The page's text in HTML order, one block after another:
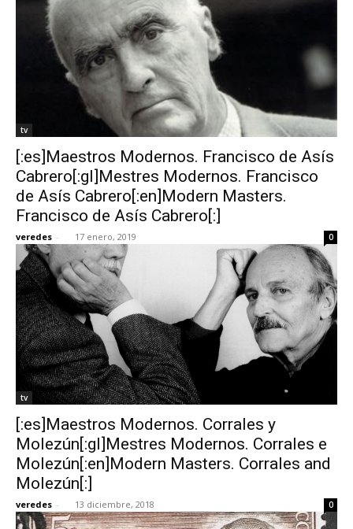
tv
[:es]Maestros Modernos. Francisco de Asís
Cabrero[:gl]Mestres Modernos. Francisco
de Asís Cabrero[:en]Modern Masters.
Francisco de Asís Cabrero[:]
veredes - 17 enero, 2019 0
tv
[:es]Maestros Modernos. Corrales y
Molezún[:gl]Mestres Modernos. Corrales e
Molezún[:en]Modern Masters. Corrales and
Molezún[:]
veredes - 13 diciembre, 2018 0